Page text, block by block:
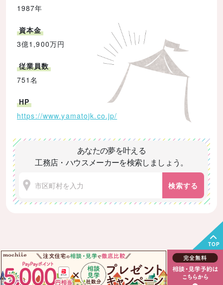
1987年
資本金
3億1,900万円
従業員数
751名
HP
https://www.yamatojk.co.jp/
あなたの夢を叶える
工務店・ハウスメーカーを検索しましょう。
検索する
TOP